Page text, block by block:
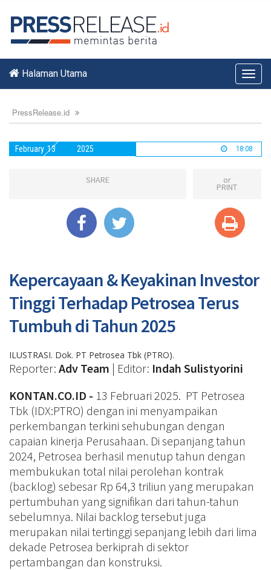
Halaman Utama
PressRelease.id
February 13 2025 18:08
SHARE or
PRINT
Kepercayaan & Keyakinan Investor
Tinggi Terhadap Petrosea Terus
Tumbuh di Tahun 2025
ILUSTRASI. Dok. PT Petrosea Tbk (PTRO).
Reporter: Adv Team | Editor: Indah Sulistyorini
KONTAN.CO.ID - 13 Februari 2025. PT Petrosea
Tbk (IDX:PTRO) dengan ini menyampaikan
perkembangan terkini sehubungan dengan
capaian kinerja Perusahaan. Di sepanjang tahun
2024, Petrosea berhasil menutup tahun dengan
membukukan total nilai perolehan kontrak
(backlog) sebesar Rp 64,3 triliun yang merupakan
pertumbuhan yang signifikan dari tahun-tahun
sebelumnya. Nilai backlog tersebut juga
merupakan nilai tertinggi sepanjang lebih dari lima
dekade Petrosea berkiprah di sektor
pertambangan dan konstruksi.